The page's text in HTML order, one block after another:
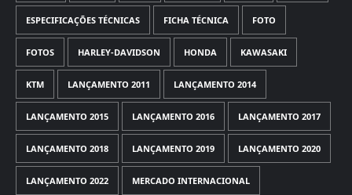
ESPECIFICAÇÕES TÉCNICAS FICHA TÉCNICA FOTO
FOTOS HARLEY-DAVIDSON HONDA KAWASAKI
KTM LANÇAMENTO 2011 LANÇAMENTO 2014
LANÇAMENTO 2015 LANÇAMENTO 2016 LANÇAMENTO 2017
LANÇAMENTO 2018 LANÇAMENTO 2019 LANÇAMENTO 2020
LANÇAMENTO 2022 MERCADO INTERNACIONAL